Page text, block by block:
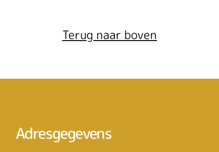
Terug naar boven
Adresgegevens